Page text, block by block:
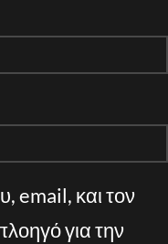
email, και τον
για την